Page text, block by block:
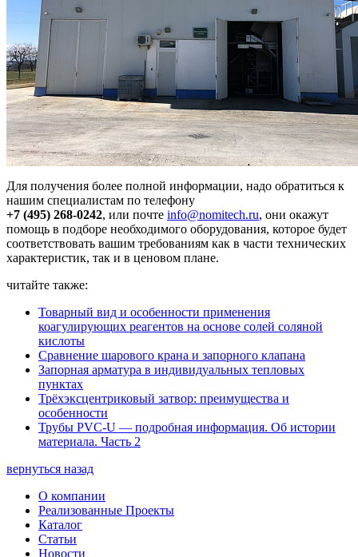
Для получения более полной информации, надо обратиться к
нашим специалистам по телефону
+7 (495) 268-0242, или почте info@nomitech.ru, они окажут
помощь в подборе необходимого оборудования, которое будет
соответствовать вашим требованиям как в части технических
характеристик, так и в ценовом плане.
читайте также:
Товарный вид и особенности применения
коагулирующих реагентов на основе солей соляной
кислоты
Сравнение шарового крана и запорного клапана
Запорная арматура в индивидуальных тепловых
пунктах
Трёхэксцентриковый затвор: преимущества и
особенности
Трубы PVC-U — подробная информация. Об истории
материала. Часть 2
вернуться назад
О компании
Реализованные Проекты
Каталог
Статьи
Новости